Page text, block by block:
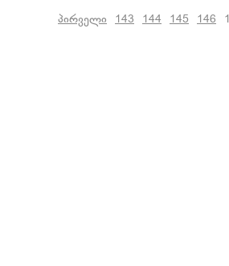
პირველი 143 144 145 146